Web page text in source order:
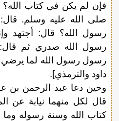
فإن لم يكن في كتاب
صلى الله عليه وسلم.
رسول الله؟ قال: أجتهد
رسول الله صدري ثم
رسول رسول الله لما يرضي
داود والترمذي].
وحين دعا عبد الرحمن بن
قال لكل منهما نيابة عن
كتاب الله وسنة رسوله وما